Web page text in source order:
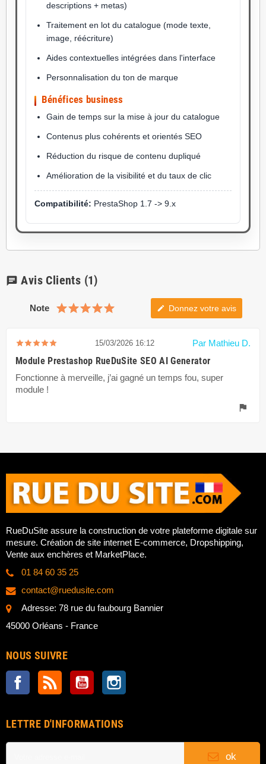
descriptions + metas)
Traitement en lot du catalogue (mode texte,
image, réécriture)
Aides contextuelles intégrées dans l'interface
Personnalisation du ton de marque
Bénéfices business
Gain de temps sur la mise à jour du catalogue
Contenus plus cohérents et orientés SEO
Réduction du risque de contenu dupliqué
Amélioration de la visibilité et du taux de clic
Compatibilité: PrestaShop 1.7 -> 9.x
chat Avis Clients (1)
Note edit Donnez votre avis
15/03/2026 16:12 Par Mathieu D.
Module Prestashop RueDuSite SEO AI Generator
Fonctionne à merveille, j’ai gagné un temps fou, super
module !
flag
RueDuSite assure la construction de votre plateforme digitale sur
mesure. Création de site internet E-commerce, Dropshipping,
Vente aux enchères et MarketPlace.
01 84 60 35 25
contact@ruedusite.com
Adresse: 78 rue du faubourg Bannier
45000 Orléans - France
NOUS SUIVRE
Facebook Rss YouTube
LETTRE D'INFORMATIONS
ok